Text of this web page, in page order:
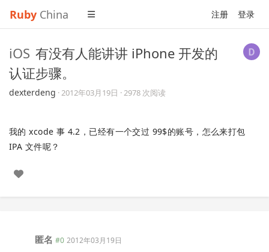
Ruby China 注册 登录
iOS 有没有人能讲讲 iPhone 开发的
认证步骤。
dexterdeng ·2012年03月19日 · 2978 次阅读
我的 xcode 事 4.2，已经有一个交过 99$的账号，怎么来打包
IPA 文件呢？
匿名 #0 2012年03月19日